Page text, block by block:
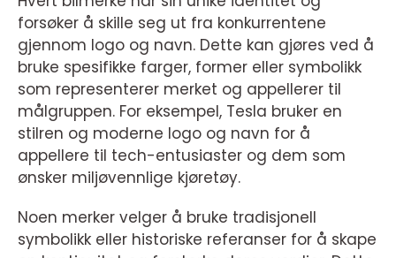
forsøker å skille seg ut fra konkurrentene
gjennom logo og navn. Dette kan gjøres ved å
bruke spesifikke farger, former eller symbolikk
som representerer merket og appellerer til
målgruppen. For eksempel, Tesla bruker en
stilren og moderne logo og navn for å
appellere til tech-entusiaster og dem som
ønsker miljøvennlige kjøretøy.
Noen merker velger å bruke tradisjonell
symbolikk eller historiske referanser for å skape